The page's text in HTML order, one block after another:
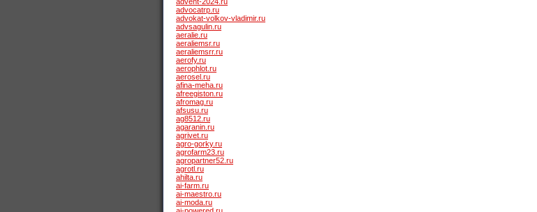
advocatrp.ru
advokat-volkov-vladimir.ru
advsagulin.ru
aeralie.ru
aeraliemsr.ru
aeraliemsrr.ru
aerofy.ru
aerophlot.ru
aerosel.ru
afina-meha.ru
afreegiston.ru
afromag.ru
afsusu.ru
ag8512.ru
agaranin.ru
agrivet.ru
agro-gorky.ru
agrofarm23.ru
agropartner52.ru
agrotl.ru
ahilta.ru
ai-farm.ru
ai-maestro.ru
ai-moda.ru